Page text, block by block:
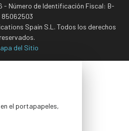
- Número de Identificación Fiscal: B-
85062503
Spain S.L. Todos los derechos
reservados.
del Sitio
el portapapeles,